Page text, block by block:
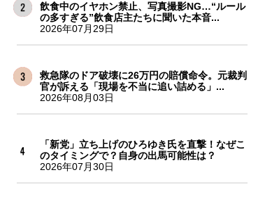
飲食中のイヤホン禁止、写真撮影NG…“ルール
の多すぎる”飲食店主たちに聞いた本音...
2026年07月29日
救急隊のドア破壊に26万円の賠償命令。元裁判
官が訴える「現場を不当に追い詰める」...
2026年08月03日
「新党」立ち上げのひろゆき氏を直撃！なぜこ
のタイミングで？自身の出馬可能性は？
2026年07月30日